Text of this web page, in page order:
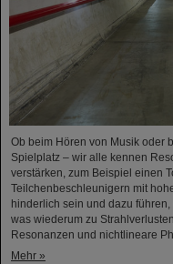
Ob beim Hören von Musik oder
Spielplatz – wir alle kennen
verstärken, zum Beispiel einen
Teilchenbeschleunigern mit
hinderlich sein und dazu
was wiederum zu
Resonanzen und nichtlineare
Mehr »